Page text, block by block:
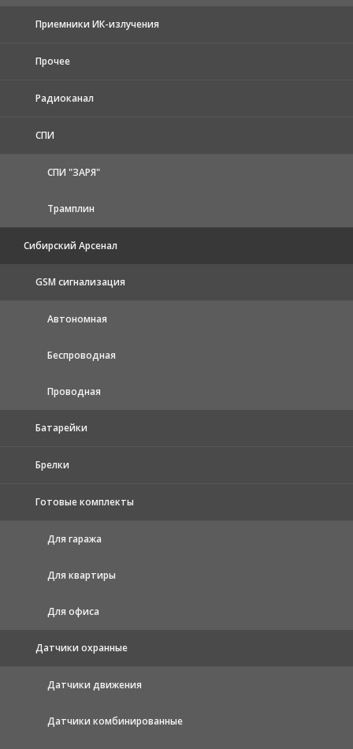
Приемники ИК-излучения
Прочее
Радиоканал
СПИ
СПИ "ЗАРЯ"
Трамплин
Сибирский Арсенал
GSM сигнализация
Автономная
Беспроводная
Проводная
Батарейки
Брелки
Готовые комплекты
Для гаража
Для квартиры
Для офиса
Датчики охранные
Датчики движения
Датчики комбинированные